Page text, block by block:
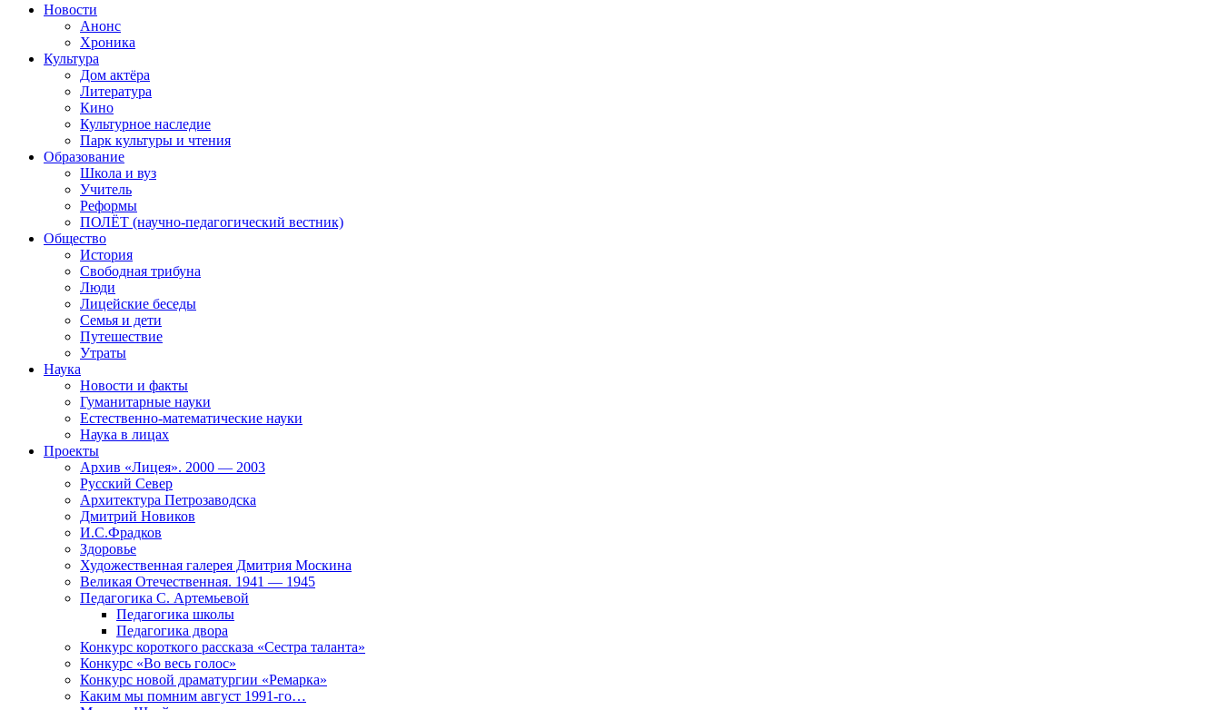
Новости
Анонс
Хроника
Культура
Дом актёра
Литература
Кино
Культурное наследие
Парк культуры и чтения
Образование
Школа и вуз
Учитель
Реформы
ПОЛЁТ (научно-педагогический вестник)
Общество
История
Свободная трибуна
Люди
Лицейские беседы
Семья и дети
Путешествие
Утраты
Наука
Новости и факты
Гуманитарные науки
Естественно-математические науки
Наука в лицах
Проекты
Архив «Лицея». 2000 — 2003
Русский Север
Архитектура Петрозаводска
Дмитрий Новиков
И.С.Фрадков
Здоровье
Художественная галерея Дмитрия Москина
Великая Отечественная. 1941 — 1945
Педагогика С. Артемьевой
Педагогика школы
Педагогика двора
Конкурс короткого рассказа «Сестра таланта»
Конкурс «Во весь голос»
Конкурс новой драматургии «Ремарка»
Каким мы помним август 1991-го…